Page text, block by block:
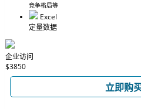
竞争格局等
Excel
定量数据
企业访问
$3850
立即购